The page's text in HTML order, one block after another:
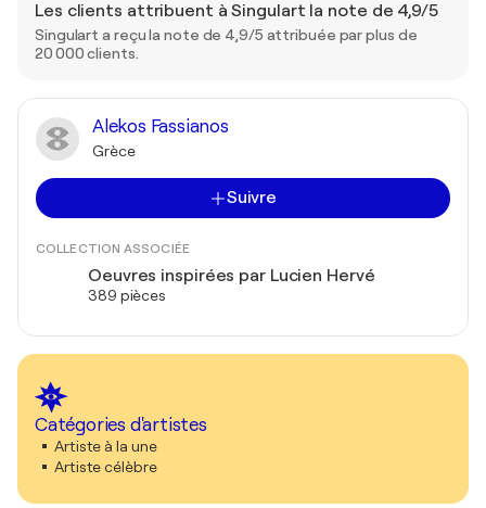
Les clients attribuent à Singulart la note de 4,9/5
Singulart a reçu la note de 4,9/5 attribuée par plus de
20 000 clients.
Alekos Fassianos
Grèce
Suivre
COLLECTION ASSOCIÉE
Oeuvres inspirées par Lucien Hervé
389 pièces
Catégories d'artistes
Artiste à la une
Artiste célèbre